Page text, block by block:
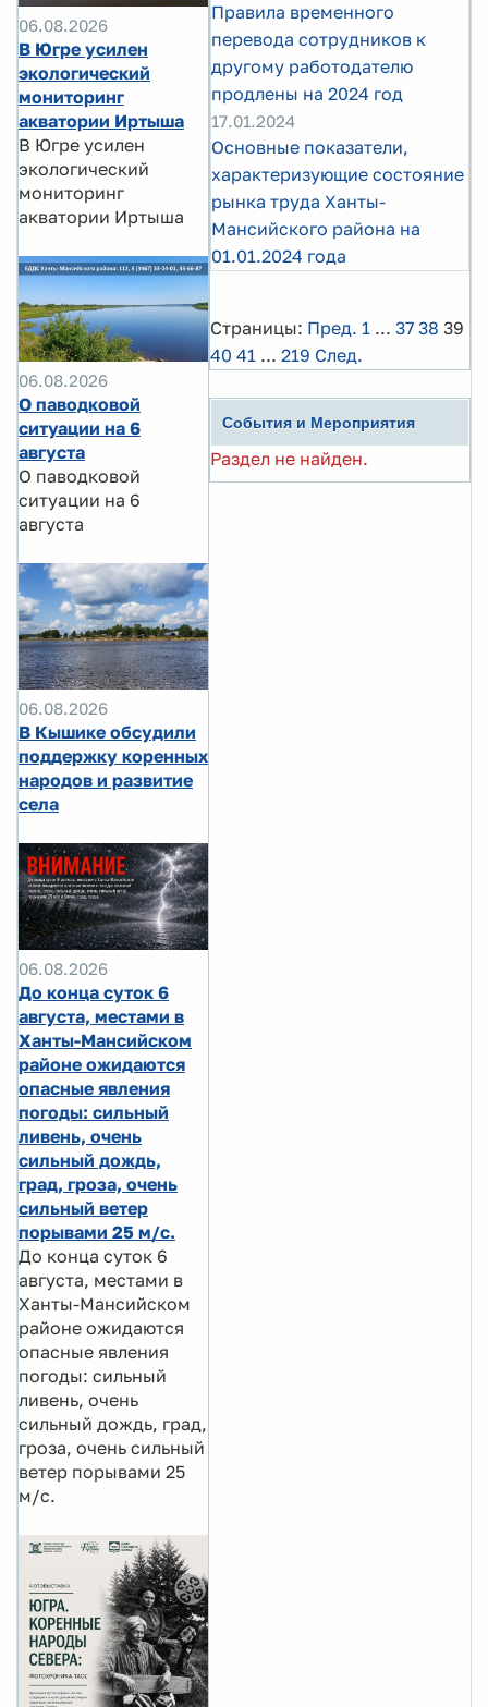
06.08.2026
В Югре усилен
экологический
мониторинг
акватории Иртыша
В Югре усилен
экологический
мониторинг
акватории Иртыша
06.08.2026
О паводковой
ситуации на 6
августа
О паводковой
ситуации на 6
августа
06.08.2026
В Кышике обсудили
поддержку коренных
народов и развитие
села
06.08.2026
До конца суток 6
августа, местами в
Ханты-Мансийском
районе ожидаются
опасные явления
погоды: сильный
ливень, очень
сильный дождь,
град, гроза, очень
сильный ветер
порывами 25 м/с.
До конца суток 6
августа, местами в
Ханты-Мансийском
районе ожидаются
опасные явления
погоды: сильный
ливень, очень
сильный дождь, град,
гроза, очень сильный
ветер порывами 25
м/с.
Правила временного
перевода сотрудников к
другому работодателю
продлены на 2024 год
17.01.2024
Основные показатели,
характеризующие состояние
рынка труда Ханты-
Мансийского района на
01.01.2024 года
Страницы: Пред. 1 ... 37 38 39
40 41 ... 219 След.
События и Мероприятия
Раздел не найден.